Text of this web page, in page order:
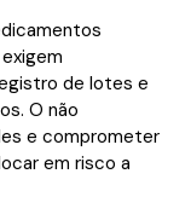
de lotes e
O não
e comprometer
em risco a